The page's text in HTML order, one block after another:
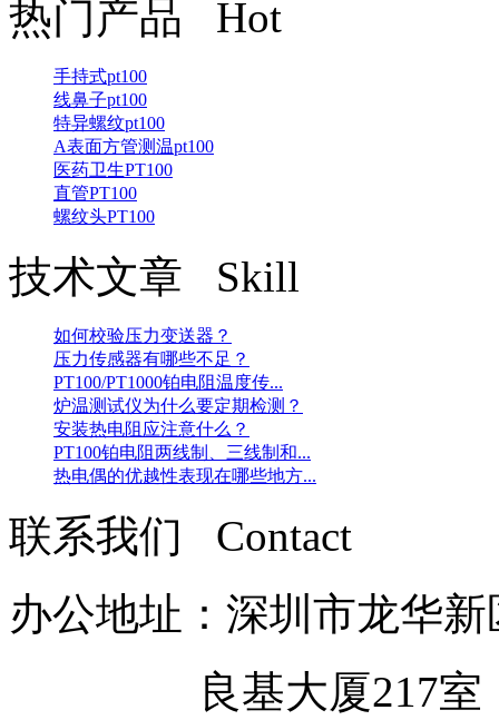
热门产品 Hot
手持式pt100
线鼻子pt100
特异螺纹pt100
A表面方管测温pt100
医药卫生PT100
直管PT100
螺纹头PT100
技术文章 Skill
如何校验压力变送器？
压力传感器有哪些不足？
PT100/PT1000铂电阻温度传...
炉温测试仪为什么要定期检测？
安装热电阻应注意什么？
PT100铂电阻两线制、三线制和...
热电偶的优越性表现在哪些地方...
联系我们 Contact
办公地址：深圳市龙华
良基大厦217室